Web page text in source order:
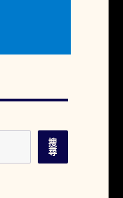
搜
尋